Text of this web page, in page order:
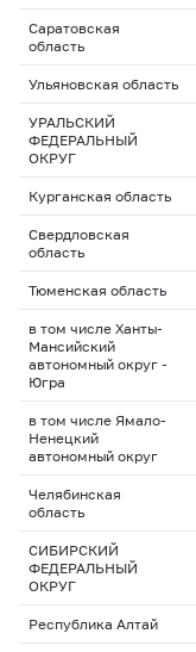
Саратовская
область
Ульяновская область
УРАЛЬСКИЙ
ФЕДЕРАЛЬНЫЙ
ОКРУГ
Курганская область
Свердловская
область
Тюменская область
в том числе Ханты-
Мансийский
автономный округ -
Югра
в том числе Ямало-
Ненецкий
автономный округ
Челябинская
область
СИБИРСКИЙ
ФЕДЕРАЛЬНЫЙ
ОКРУГ
Республика Алтай